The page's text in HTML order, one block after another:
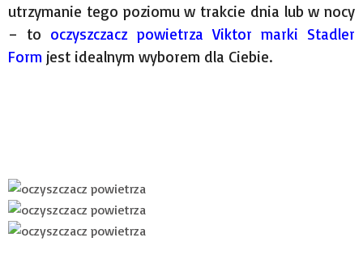
utrzymanie tego poziomu w trakcie dnia lub w nocy
– to oczyszczacz powietrza Viktor marki Stadler
Form jest idealnym wyborem dla Ciebie.